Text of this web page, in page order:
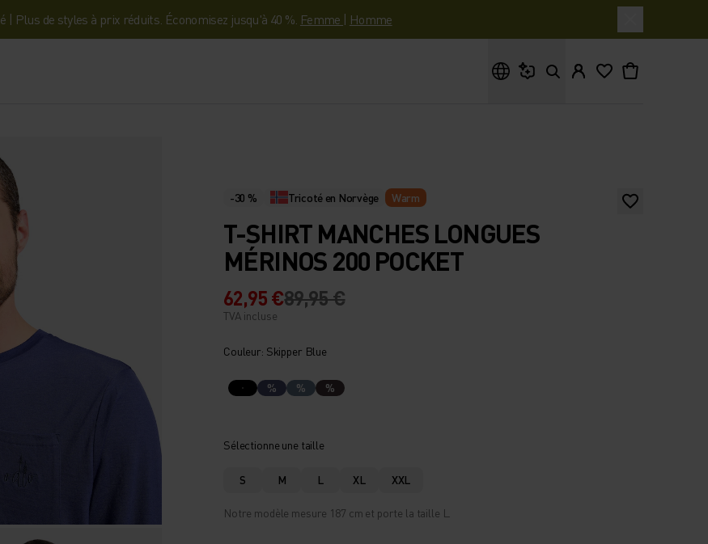
| Plus de styles à prix réduits. Économisez jusqu'à 40 %. Femme | Homme
-30 % Tricoté en Norvège Warm
T-SHIRT MANCHES LONGUES
MÉRINOS 200 POCKET
62,95 €89,95 €
TVA incluse
Couleur: Skipper Blue
% % %
Sélectionne une taille
S M L XL XXL
Notre modèle mesure 187 cm et porte la taille L.